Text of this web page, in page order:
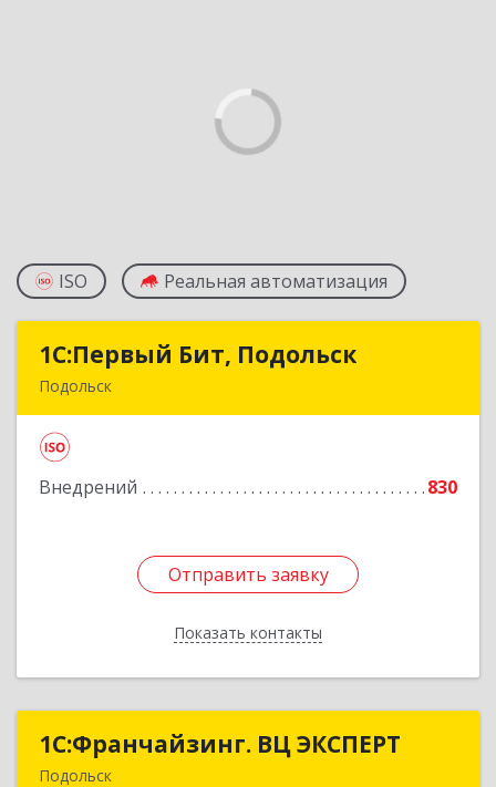
ISO Реальная автоматизация
1С:Первый Бит, Подольск
Подольск
Внедрений 830
Отправить заявку
Показать контакты
1С:Первый Бит, Подольск
Подробнее
Отправить заявку
Назад
1С:Франчайзинг. ВЦ ЭКСПЕРТ
Подольск
1С:Франчайзинг. ВЦ ЭКСПЕРТ